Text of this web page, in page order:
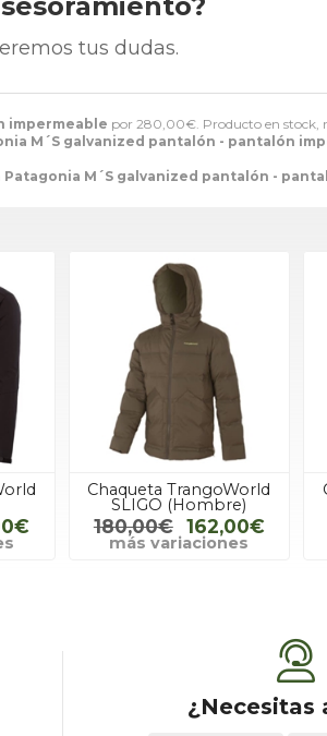
impermeable por 280,00€. Producto en stock,
M´S galvanized pantalón - pantalón
Patagonia M´S galvanized pantalón -
tus dudas.
Chaqueta TrangoWorld
SLIGO (Hombre)
180,00€ 162,00€
más variaciones
¿Necesitas